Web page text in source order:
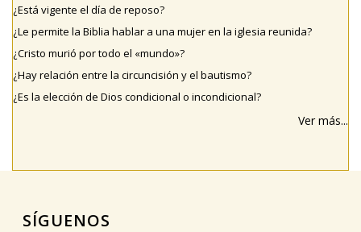
¿Está vigente el día de reposo?
¿Le permite la Biblia hablar a una mujer en la iglesia reunida?
¿Cristo murió por todo el «mundo»?
¿Hay relación entre la circuncisión y el bautismo?
¿Es la elección de Dios condicional o incondicional?
Ver más...
SÍGUENOS